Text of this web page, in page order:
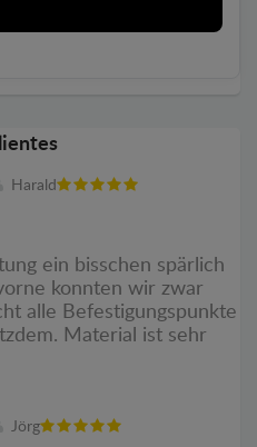
Harald
ein bisschen spärlich
konnten wir zwar
alle Befestigungspunkte
Material ist sehr
Jörg